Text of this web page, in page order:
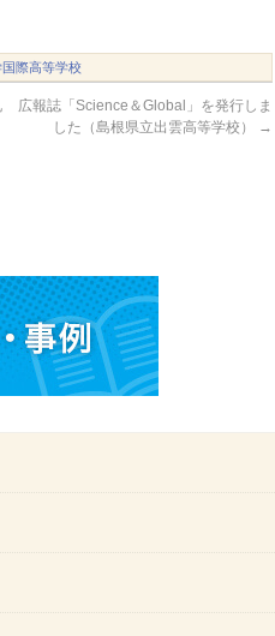
際高等学校
広報誌「Science＆Global」を発行しま
した（島根県立出雲高等学校）
→